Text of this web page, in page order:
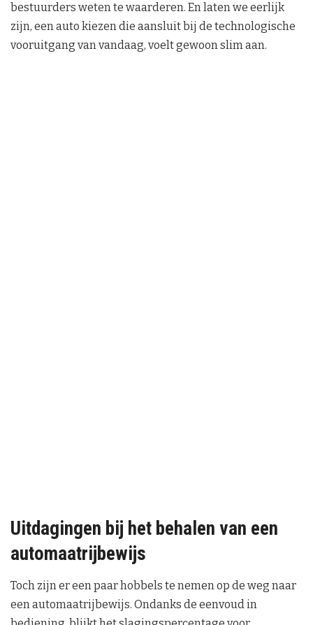
bestuurders weten te waarderen. En laten we eerlijk
zijn, een auto kiezen die aansluit bij de technologische
vooruitgang van vandaag, voelt gewoon slim aan.
Uitdagingen bij het behalen van een
automaatrijbewijs
Toch zijn er een paar hobbels te nemen op de weg naar
een automaatrijbewijs. Ondanks de eenvoud in